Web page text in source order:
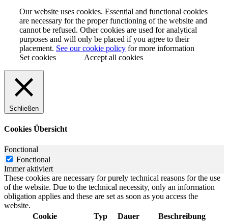
Our website uses cookies. Essential and functional cookies
are necessary for the proper functioning of the website and
cannot be refused. Other cookies are used for analytical
purposes and will only be placed if you agree to their
placement. See our cookie policy for more information
Set cookies
Accept all cookies
Schließen
Cookies Übersicht
Fonctional
Fonctional
Immer aktiviert
These cookies are necessary for purely technical reasons for the use
of the website. Due to the technical necessity, only an information
obligation applies and these are set as soon as you access the
website.
Cookie
Typ Dauer Beschreibung